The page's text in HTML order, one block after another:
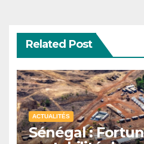
Related Post
ACTUALITÉS
Sénégal :